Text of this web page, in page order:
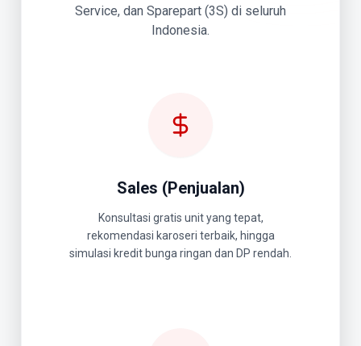
Service, dan Sparepart (3S) di seluruh
Indonesia.
Sales (Penjualan)
Konsultasi gratis unit yang tepat,
rekomendasi karoseri terbaik, hingga
simulasi kredit bunga ringan dan DP rendah.